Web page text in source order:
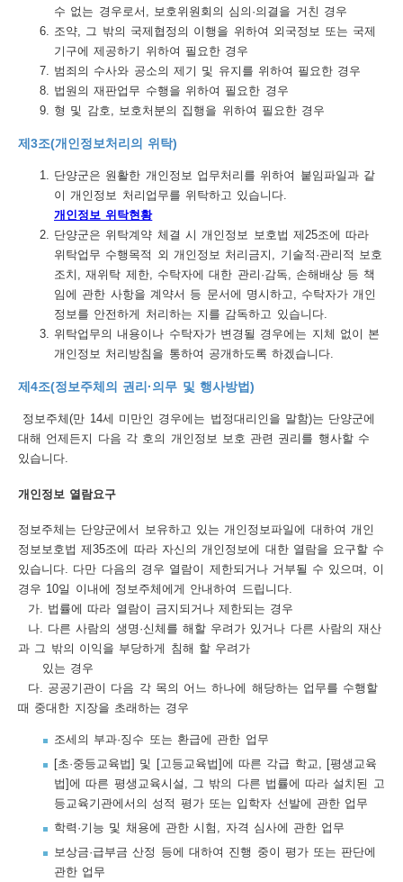
수 없는 경우로서, 보호위원회의 심의·의결을 거친 경우
조약, 그 밖의 국제협정의 이행을 위하여 외국정보 또는 국제
기구에 제공하기 위하여 필요한 경우
범죄의 수사와 공소의 제기 및 유지를 위하여 필요한 경우
법원의 재판업무 수행을 위하여 필요한 경우
형 및 감호, 보호처분의 집행을 위하여 필요한 경우
제3조(개인정보처리의 위탁)
단양군은 원활한 개인정보 업무처리를 위하여 붙임파일과 같
이 개인정보 처리업무를 위탁하고 있습니다.
개인정보 위탁현황
단양군은 위탁계약 체결 시 개인정보 보호법 제25조에 따라
위탁업무 수행목적 외 개인정보 처리금지, 기술적·관리적 보호
조치, 재위탁 제한, 수탁자에 대한 관리·감독, 손해배상 등 책
임에 관한 사항을 계약서 등 문서에 명시하고, 수탁자가 개인
정보를 안전하게 처리하는 지를 감독하고 있습니다.
위탁업무의 내용이나 수탁자가 변경될 경우에는 지체 없이 본
개인정보 처리방침을 통하여 공개하도록 하겠습니다.
제4조(정보주체의 권리·의무 및 행사방법)
정보주체(만 14세 미만인 경우에는 법정대리인을 말함)는 단양군에
대해 언제든지 다음 각 호의 개인정보 보호 관련 권리를 행사할 수
있습니다.
개인정보 열람요구
정보주체는 단양군에서 보유하고 있는 개인정보파일에 대하여 개인
정보보호법 제35조에 따라 자신의 개인정보에 대한 열람을 요구할 수
있습니다. 다만 다음의 경우 열람이 제한되거나 거부될 수 있으며, 이
경우 10일 이내에 정보주체에게 안내하여 드립니다.
가. 법률에 따라 열람이 금지되거나 제한되는 경우
나. 다른 사람의 생명·신체를 해할 우려가 있거나 다른 사람의 재산
과 그 밖의 이익을 부당하게 침해 할 우려가
있는 경우
다. 공공기관이 다음 각 목의 어느 하나에 해당하는 업무를 수행할
때 중대한 지장을 초래하는 경우
조세의 부과·징수 또는 환급에 관한 업무
[초·중등교육법] 및 [고등교육법]에 따른 각급 학교, [평생교육
법]에 따른 평생교육시설, 그 밖의 다른 법률에 따라 설치된 고
등교육기관에서의 성적 평가 또는 입학자 선발에 관한 업무
학력·기능 및 채용에 관한 시험, 자격 심사에 관한 업무
보상금·급부금 산정 등에 대하여 진행 중이 평가 또는 판단에
관한 업무
침
저
메
집
단
수
뷰
어
다
로
드